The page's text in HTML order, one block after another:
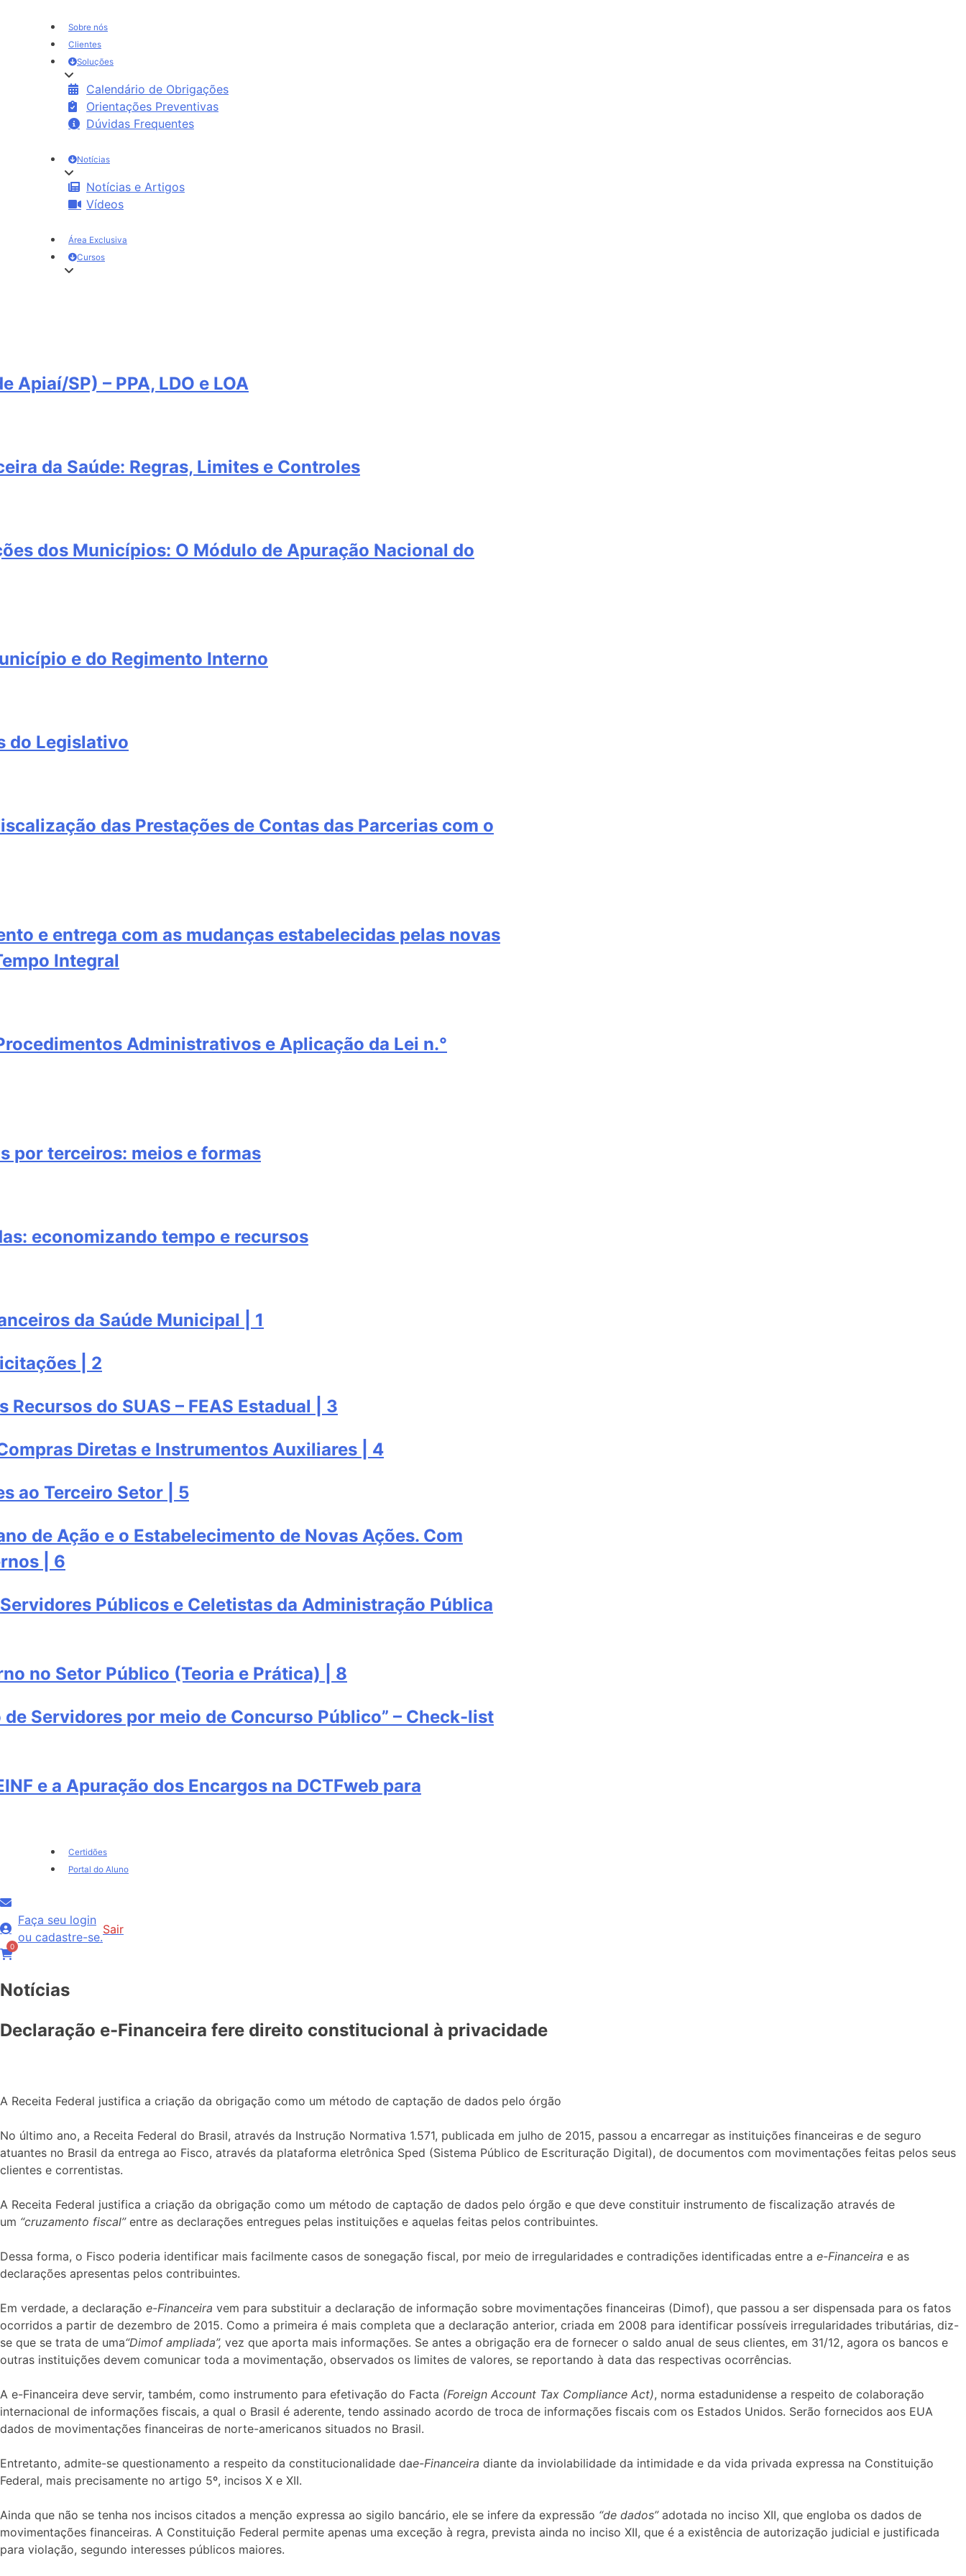
Sobre nós
Clientes
Soluções
Calendário de Obrigações
Orientações Preventivas
Dúvidas Frequentes
Notícias
Notícias e Artigos
Vídeos
Área Exclusiva
Cursos
Apiaí/SP) – PPA, LDO e LOA
da Saúde: Regras, Limites e Controles
dos Municípios: O Módulo de Apuração Nacional do
e do Regimento Interno
do Legislativo
das Prestações de Contas das Parcerias com o
e entrega com as mudanças estabelecidas pelas novas
Integral
Administrativos e Aplicação da Lei n.°
por terceiros: meios e formas
economizando tempo e recursos
da Saúde Municipal | 1
| 2
do SUAS – FEAS Estadual | 3
Diretas e Instrumentos Auxiliares | 4
ao Terceiro Setor | 5
de Ação e o Estabelecimento de Novas Ações. Com
| 6
Públicos e Celetistas da Administração Pública
no Setor Público (Teoria e Prática) | 8
Servidores por meio de Concurso Público” – Check-list
e a Apuração dos Encargos na DCTFweb para
Certidões
Portal do Aluno
Faça seu login
ou cadastre-se.
Sair
0
Notícias
Declaração e-Financeira fere direito constitucional à privacidade
A Receita Federal justifica a criação da obrigação como um método de captação de dados pelo órgão
No último ano, a Receita Federal do Brasil, através da Instrução Normativa 1.571, publicada em julho de 2015, passou a encarregar as instituições financeiras e de seguro
atuantes no Brasil da entrega ao Fisco, através da plataforma eletrônica Sped (Sistema Público de Escrituração Digital), de documentos com movimentações feitas pelos seus
clientes e correntistas.
A Receita Federal justifica a criação da obrigação como um método de captação de dados pelo órgão e que deve constituir instrumento de fiscalização através de
um “cruzamento fiscal”entre as declarações entregues pelas instituições e aquelas feitas pelos contribuintes.
Dessa forma, o Fisco poderia identificar mais facilmente casos de sonegação fiscal, por meio de irregularidades e contradições identificadas entre a e-Financeira e as
declarações apresentas pelos contribuintes.
Em verdade, a declaração e-Financeira vem para substituir a declaração de informação sobre movimentações financeiras (Dimof), que passou a ser dispensada para os fatos
ocorridos a partir de dezembro de 2015. Como a primeira é mais completa que a declaração anterior, criada em 2008 para identificar possíveis irregularidades tributárias, diz-
se que se trata de uma“Dimof ampliada”, vez que aporta mais informações. Se antes a obrigação era de fornecer o saldo anual de seus clientes, em 31/12, agora os bancos e
outras instituições devem comunicar toda a movimentação, observados os limites de valores, se reportando à data das respectivas ocorrências.
A e-Financeira deve servir, também, como instrumento para efetivação do Facta (Foreign Account Tax Compliance Act), norma estadunidense a respeito de colaboração
internacional de informações fiscais, a qual o Brasil é aderente, tendo assinado acordo de troca de informações fiscais com os Estados Unidos. Serão fornecidos aos EUA
dados de movimentações financeiras de norte-americanos situados no Brasil.
Entretanto, admite-se questionamento a respeito da constitucionalidade dae-Financeira diante da inviolabilidade da intimidade e da vida privada expressa na Constituição
Federal, mais precisamente no artigo 5º, incisos X e XII.
Ainda que não se tenha nos incisos citados a menção expressa ao sigilo bancário, ele se infere da expressão “de dados”adotada no inciso XII, que engloba os dados de
movimentações financeiras. A Constituição Federal permite apenas uma exceção à regra, prevista ainda no inciso XII, que é a existência de autorização judicial e justificada
para violação, segundo interesses públicos maiores.